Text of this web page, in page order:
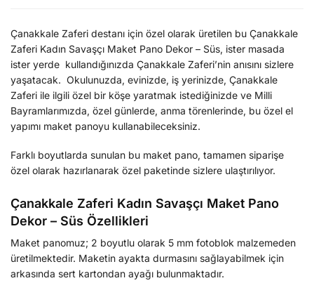
Çanakkale Zaferi destanı için özel olarak üretilen bu Çanakkale
Zaferi Kadın Savaşçı Maket Pano Dekor – Süs, ister masada
ister yerde kullandığınızda Çanakkale Zaferi’nin anısını sizlere
yaşatacak. Okulunuzda, evinizde, iş yerinizde, Çanakkale
Zaferi ile ilgili özel bir köşe yaratmak istediğinizde ve Milli
Bayramlarımızda, özel günlerde, anma törenlerinde, bu özel el
yapımı maket panoyu kullanabileceksiniz.
Farklı boyutlarda sunulan bu maket pano, tamamen siparişe
özel olarak hazırlanarak özel paketinde sizlere ulaştırılıyor.
Çanakkale Zaferi Kadın Savaşçı Maket Pano
Dekor – Süs Özellikleri
Maket panomuz; 2 boyutlu olarak 5 mm fotoblok malzemeden
üretilmektedir. Maketin ayakta durmasını sağlayabilmek için
arkasında sert kartondan ayağı bulunmaktadır.